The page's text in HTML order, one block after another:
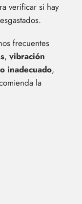
verificar si hay
frecuentes
, vibración
inadecuado,
la